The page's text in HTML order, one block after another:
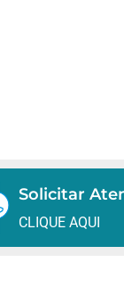
Solicitar
CLIQUE AQUI